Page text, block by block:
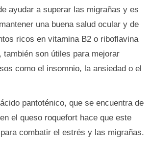
ayudar a superar las migrañas y es
una buena salud ocular y de
ricos en vitamina B2 o riboflavina
también son útiles para mejorar
como el insomnio, la ansiedad o el
pantoténico, que se encuentra de
el queso roquefort hace que este
combatir el estrés y las migrañas.